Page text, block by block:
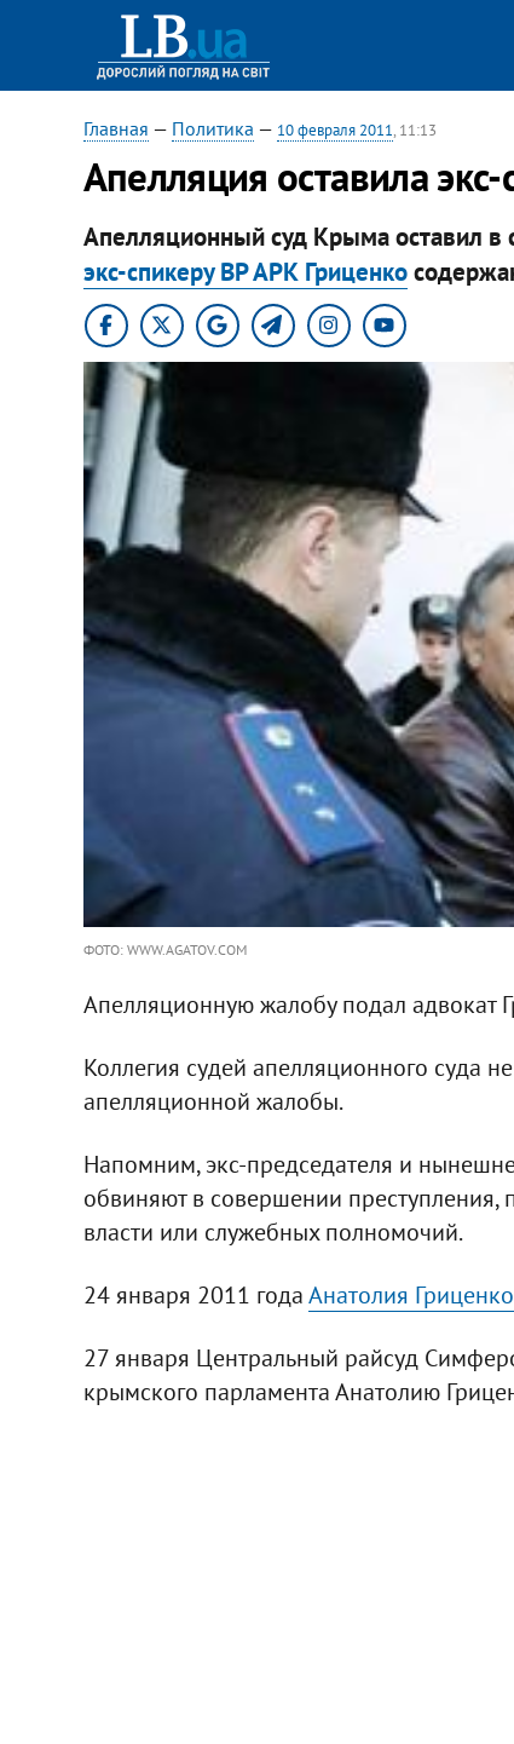
Главная — Политика — 10 февраля 2011, 11:13
Апелляция оставила
Апелляционный суд Крыма оставил в
экс-спикеру ВР АРК Гриценко
ФОТО: WWW.AGATOV.COM
Апелляционную жалобу подал адвокат
Коллегия судей апелляционного суда
апелляционной жалобы.
Напомним, экс-председателя и
обвиняют в совершении преступления,
власти или служебных полномочий.
24 января 2011 годаАнатолия
27 января Центральный райсуд
крымского парламента Анатолию